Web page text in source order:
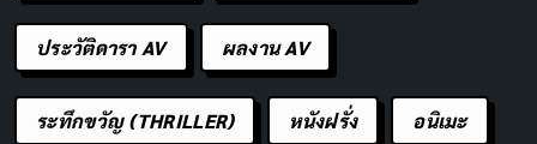
ประวัติดารา AV ผลงาน AV
ระทึกขวัญ (THRILLER) หนังฝรั่ง อนิเมะ